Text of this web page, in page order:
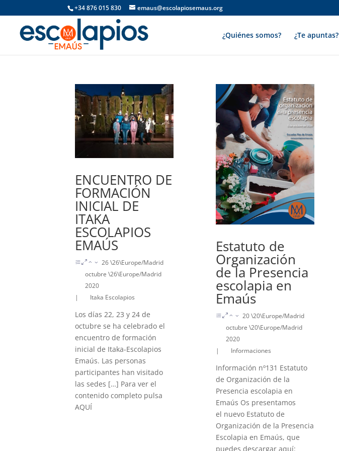
+34 876 015 830 emaus@escolapiosemaus.org
¿Quiénes somos? ¿Te apuntas?
ENCUENTRO DE
FORMACIÓN
INICIAL DE
ITAKA
ESCOLAPIOS
EMAÚS
26 \26\Europe/Madrid
octubre \26\Europe/Madrid
2020
|
Itaka Escolapios
Los días 22, 23 y 24 de
octubre se ha celebrado el
encuentro de formación
inicial de Itaka-Escolapios
Emaús. Las personas
participantes han visitado
las sedes […] Para ver el
contenido completo pulsa
AQUÍ
Estatuto de
Organización
de la Presencia
escolapia en
Emaús
20 \20\Europe/Madrid
octubre \20\Europe/Madrid
2020
|
Informaciones
Información nº131 Estatuto
de Organización de la
Presencia escolapia en
Emaús Os presentamos
el nuevo Estatuto de
Organización de la Presencia
Escolapia en Emaús, que
puedes descargar aquí: